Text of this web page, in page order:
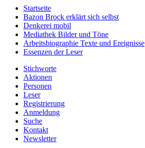
Startseite
Bazon Brock erklärt sich selbst
Denkerei mobil
Mediathek Bilder und Töne
Arbeitsbiographie Texte und Ereignisse
Essenzen der Leser
Stichworte
Aktionen
Personen
Leser
Registrierung
Anmeldung
Suche
Kontakt
Newsletter